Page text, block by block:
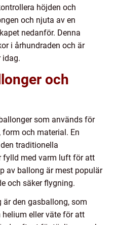
höjden och
och njuta av en
nedanför. Denna
i århundraden och är
idag.
och
som används för
och material. En
traditionella
fylld med varm luft för att
av ballong är mest populär
och säker flygning.
den gasballong, som
eller väte för att